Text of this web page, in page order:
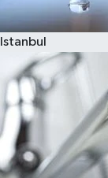
Istanbul